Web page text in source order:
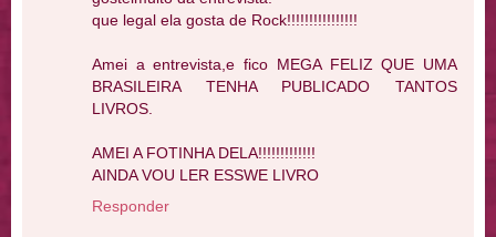
que legal ela gosta de Rock!!!!!!!!!!!!!!!!
Amei a entrevista,e fico MEGA FELIZ QUE UMA
BRASILEIRA TENHA PUBLICADO TANTOS
LIVROS.
AMEI A FOTINHA DELA!!!!!!!!!!!!!
AINDA VOU LER ESSWE LIVRO
Responder